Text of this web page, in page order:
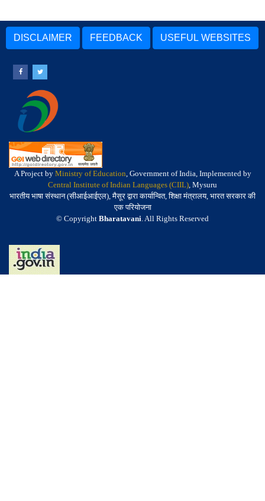
DISCLAIMER FEEDBACK USEFUL WEBSITES
A Project by Ministry of Education, Government of India, Implemented by
Central Institute of Indian Languages (CIIL), Mysuru
भारतीय भाषा संस्थान (सीआईआईएल), मैसूर द्वारा कार्यान्वित, शिक्षा मंत्रालय, भारत सरकार की
एक परियोजना
© Copyright Bharatavani. All Rights Reserved